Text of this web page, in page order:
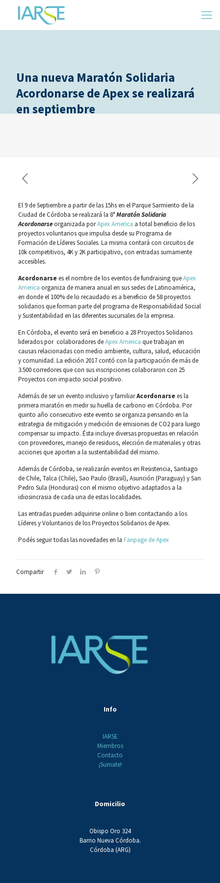
Una nueva Maratón Solidaria
Acordonarse de Apex se realizará
en septiembre
El 9 de Septiembre a partir de las 15hs en el Parque Sarmiento de la
Ciudad de Córdoba se realizará la 8°Maratón Solidaria
Acordonarseorganizada porApex America a total beneficio de los
proyectos voluntarios que impulsa desde su Programa de
Formación de Líderes Sociales. La misma contará con circuitos de
10k competitivos, 4K y 2K participativo, con entradas sumamente
accesibles.
Acordonarse es el nombre de los eventos de fundraising queApex
America organiza de manera anual en sus sedes de Latinoamérica,
en donde el 100% de lo recaudado es a beneficio de 58 proyectos
solidarios que forman parte del programa de Responsabilidad Social
y Sustentabilidad en las diferentes sucursales de la empresa.
En Córdoba, el evento será en beneficio a 28 Proyectos Solidarios
liderados por colaboradores deApex America que trabajan en
causas relacionadas con medio ambiente, cultura, salud, educación
y comunidad. La edición 2017 contó con la participación de más de
3.500 corredores que con sus inscripciones colaboraron con 25
Proyectos con impacto social positivo.
Además de ser un evento inclusivo y familiarAcordonarse es la
primera maratón en medir su huella de carbono en Córdoba. Por
quinto año consecutivo este evento se organiza pensando en la
estrategia de mitigación y medición de emisiones de CO2 para luego
compensar su impacto. Ésta incluye diversas propuestas en relación
con proveedores, manejo de residuos, elección de materiales y otras
acciones que aporten a la sustentabilidad del mismo.
Además de Córdoba, se realizarán eventos en Resistencia, Santiago
de Chile, Talca (Chile), Sao Paulo (Brasil), Asunción (Paraguay) y San
Pedro Sula (Honduras) con el mismo objetivo adaptados a la
idiosincrasia de cada una de estas localidades.
Las entradas pueden adquirirse online o bien contactando a los
Líderes y Voluntarios de los Proyectos Solidarios de Apex.
Podés seguir todas las novedades en la Fanpage de Apex
Compartir
Info
IARSE
Miembros
Contacto
¡Sumate!
Domicilio
Obispo Oro 324
Barrio Nueva Córdoba.
Córdoba (ARG)